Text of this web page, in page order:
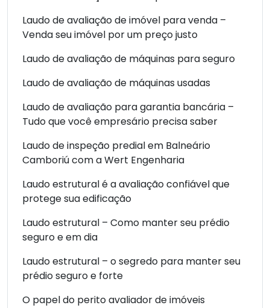
Laudo de avaliação de imóvel para venda –
Venda seu imóvel por um preço justo
Laudo de avaliação de máquinas para seguro
Laudo de avaliação de máquinas usadas
Laudo de avaliação para garantia bancária –
Tudo que você empresário precisa saber
Laudo de inspeção predial em Balneário
Camboriú com a Wert Engenharia
Laudo estrutural é a avaliação confiável que
protege sua edificação
Laudo estrutural – Como manter seu prédio
seguro e em dia
Laudo estrutural – o segredo para manter seu
prédio seguro e forte
O papel do perito avaliador de imóveis